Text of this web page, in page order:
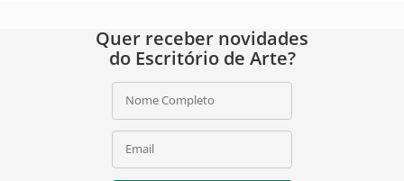
Quer receber novidades
do Escritório de Arte?
Nome Completo
Email